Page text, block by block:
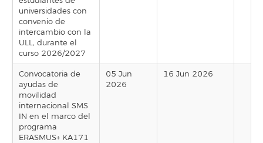
universidades con
convenio de
intercambio con la
ULL, durante el
curso 2026/2027
Convocatoria de
ayudas de
movilidad
internacional SMS
IN en el marco del
programa
ERASMUS+ KA171
05 Jun
2026
16 Jun 2026